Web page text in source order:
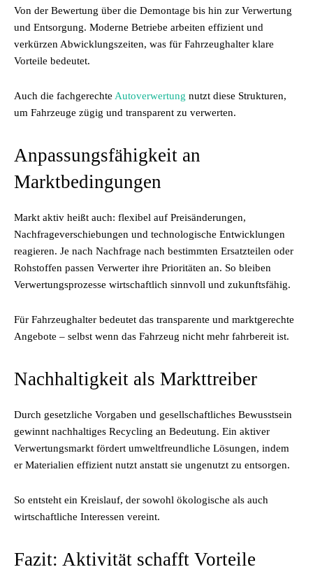
Von der Bewertung über die Demontage bis hin zur Verwertung
und Entsorgung. Moderne Betriebe arbeiten effizient und
verkürzen Abwicklungszeiten, was für Fahrzeughalter klare
Vorteile bedeutet.
Auch die fachgerechte Autoverwertung nutzt diese Strukturen,
um Fahrzeuge zügig und transparent zu verwerten.
Anpassungsfähigkeit an
Marktbedingungen
Markt aktiv heißt auch: flexibel auf Preisänderungen,
Nachfrageverschiebungen und technologische Entwicklungen
reagieren. Je nach Nachfrage nach bestimmten Ersatzteilen oder
Rohstoffen passen Verwerter ihre Prioritäten an. So bleiben
Verwertungsprozesse wirtschaftlich sinnvoll und zukunftsfähig.
Für Fahrzeughalter bedeutet das transparente und marktgerechte
Angebote – selbst wenn das Fahrzeug nicht mehr fahrbereit ist.
Nachhaltigkeit als Markttreiber
Durch gesetzliche Vorgaben und gesellschaftliches Bewusstsein
gewinnt nachhaltiges Recycling an Bedeutung. Ein aktiver
Verwertungsmarkt fördert umweltfreundliche Lösungen, indem
er Materialien effizient nutzt anstatt sie ungenutzt zu entsorgen.
So entsteht ein Kreislauf, der sowohl ökologische als auch
wirtschaftliche Interessen vereint.
Fazit: Aktivität schafft Vorteile